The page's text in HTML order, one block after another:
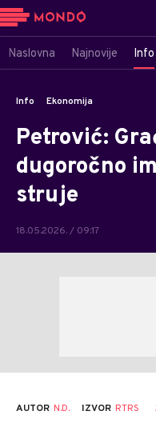
Naslovna Najnovije Info
Info Ekonomija
Petrović:
dugoročno
struje
18.05.2026. / 09:17
AUTOR N.D. IZVOR RTRS